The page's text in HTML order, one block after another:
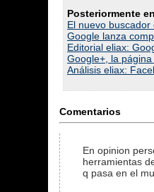
Posteriormente
El nuevo
Google lanza
Editorial eliax:
Google+, la
Análisis eliax:
Comentarios
En opinion
herramientas
q pasa en el